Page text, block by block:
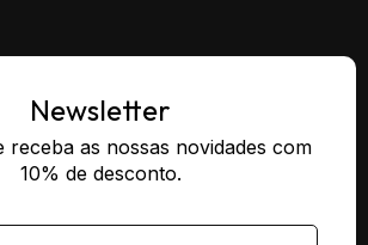
Newsletter
receba as nossas novidades com
10% de desconto.